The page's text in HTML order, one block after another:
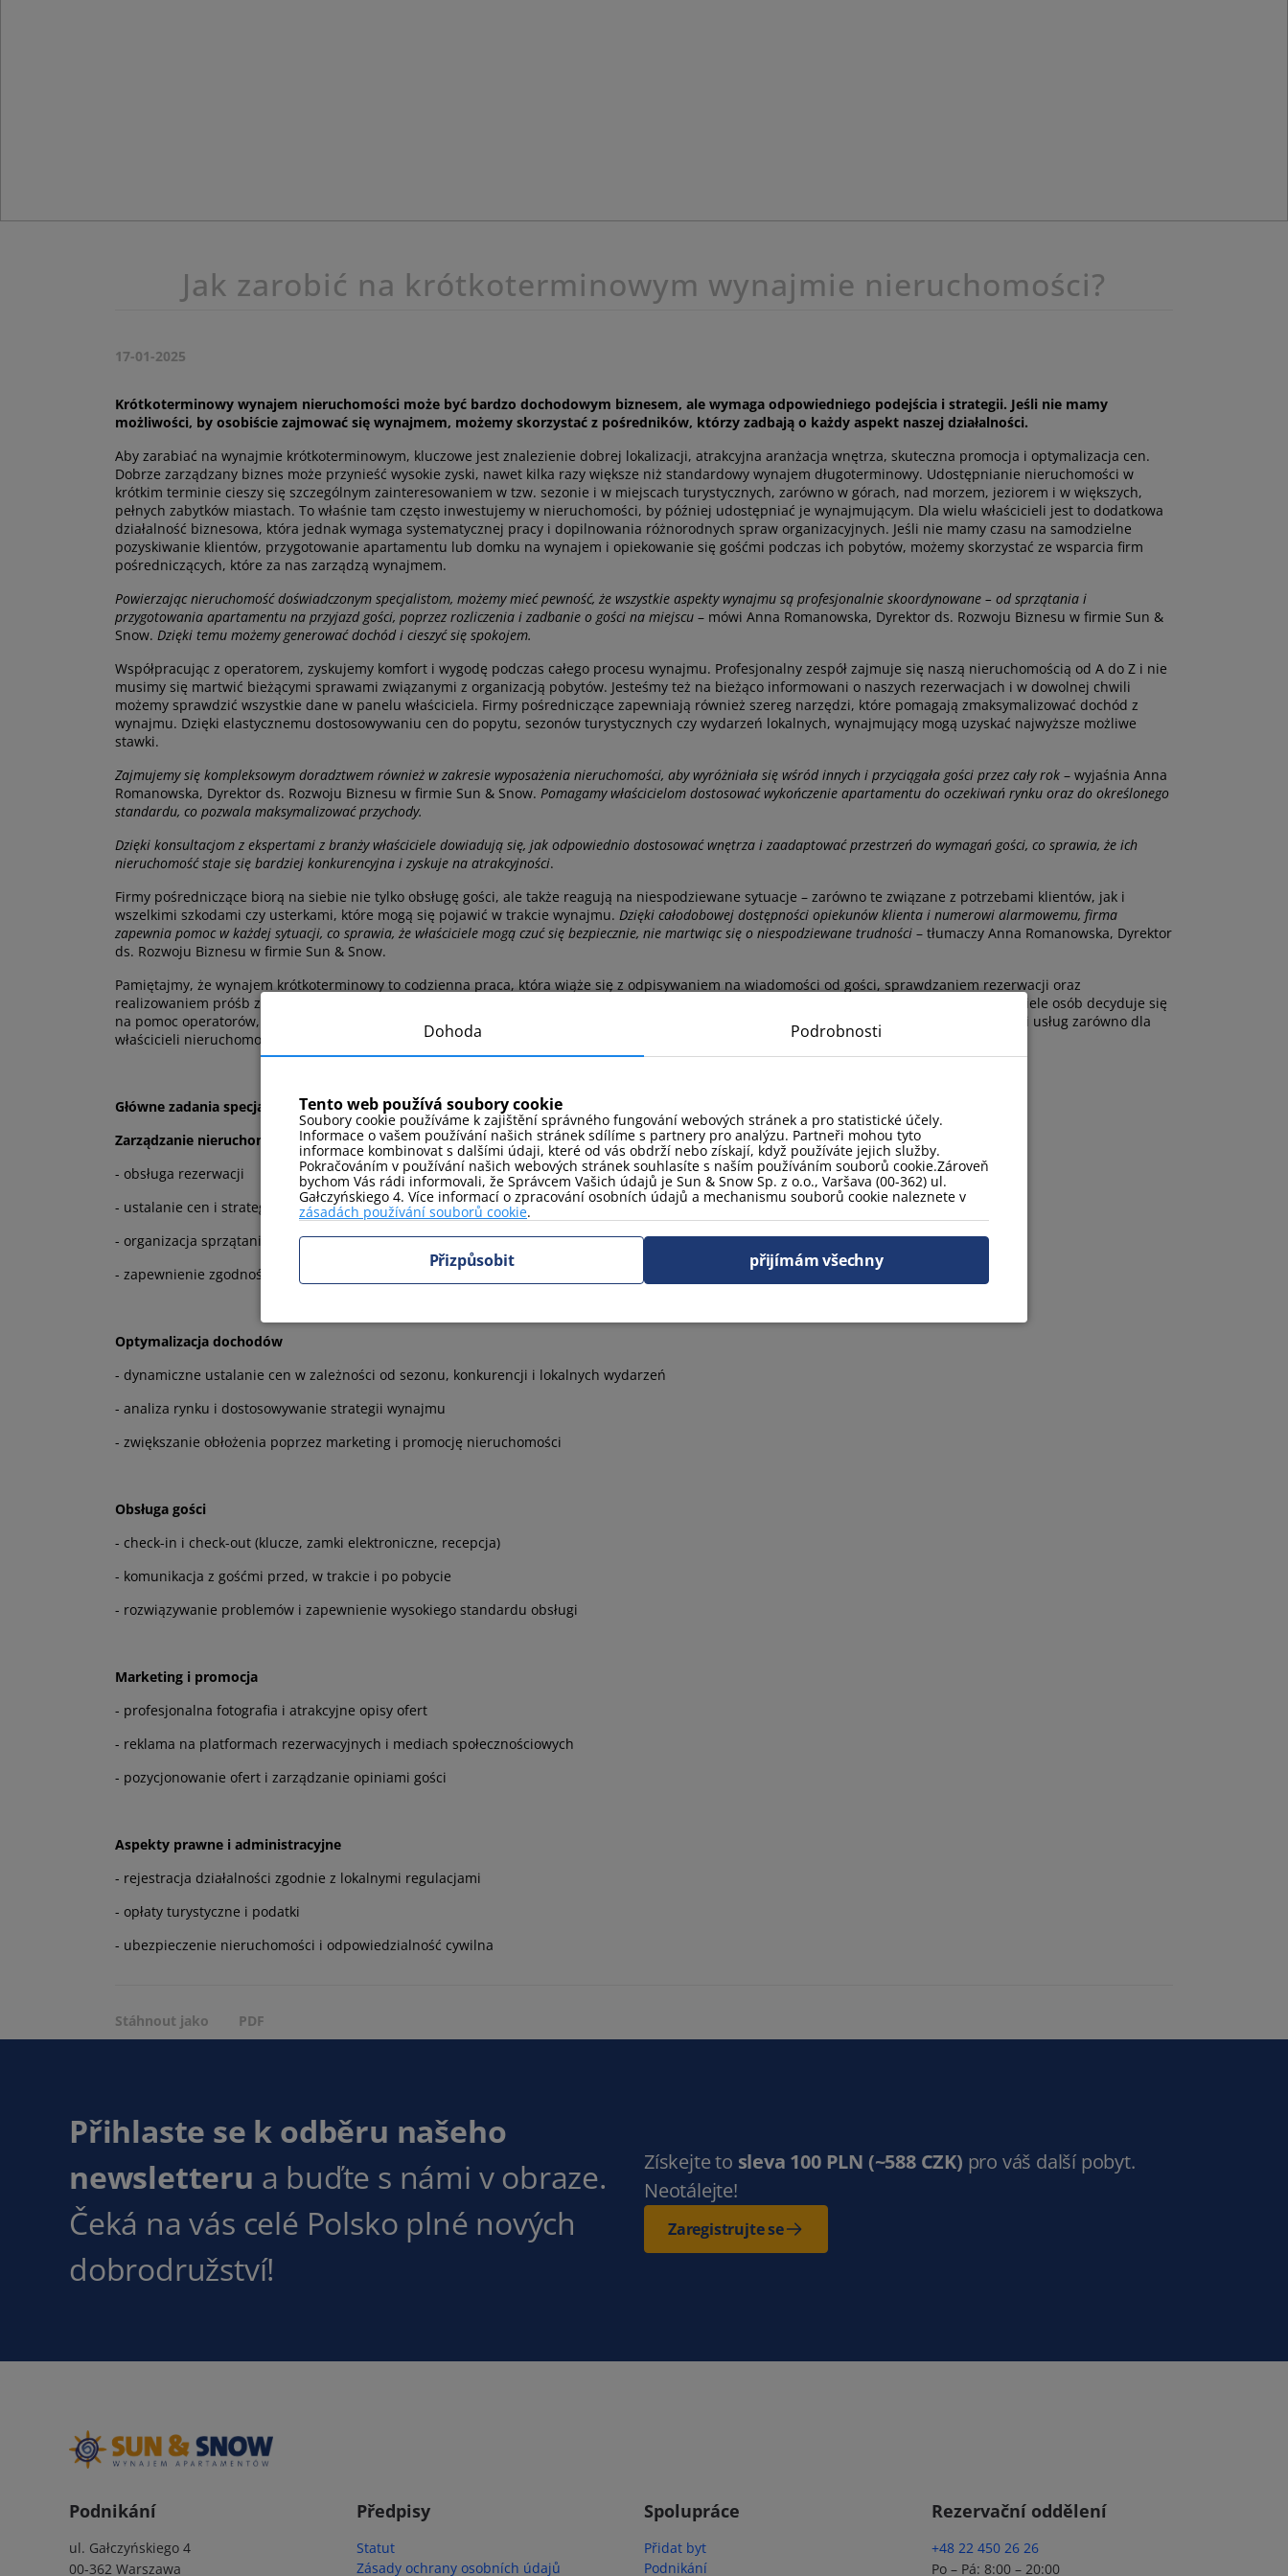
Jak zarobić na krótkoterminowym wynajmie nieruchomości?
17-01-2025
Krótkoterminowy wynajem nieruchomości może być bardzo dochodowym biznesem, ale wymaga odpowiedniego podejścia i strategii. Jeśli nie mamy
możliwości, by osobiście zajmować się wynajmem, możemy skorzystać z pośredników, którzy zadbają o każdy aspekt naszej działalności.
Aby zarabiać na wynajmie krótkoterminowym, kluczowe jest znalezienie dobrej lokalizacji, atrakcyjna aranżacja wnętrza, skuteczna promocja i optymalizacja cen.
Dobrze zarządzany biznes może przynieść wysokie zyski, nawet kilka razy większe niż standardowy wynajem długoterminowy. Udostępnianie nieruchomości w
krótkim terminie cieszy się szczególnym zainteresowaniem w tzw. sezonie i w miejscach turystycznych, zarówno w górach, nad morzem, jeziorem i w większych,
pełnych zabytków miastach. To właśnie tam często inwestujemy w nieruchomości, by później udostępniać je wynajmującym. Dla wielu właścicieli jest to dodatkowa
działalność biznesowa, która jednak wymaga systematycznej pracy i dopilnowania różnorodnych spraw organizacyjnych. Jeśli nie mamy czasu na samodzielne
pozyskiwanie klientów, przygotowanie apartamentu lub domku na wynajem i opiekowanie się gośćmi podczas ich pobytów, możemy skorzystać ze wsparcia firm
pośredniczących, które za nas zarządzą wynajmem.
Powierzając nieruchomość doświadczonym specjalistom, możemy mieć pewność, że wszystkie aspekty wynajmu są profesjonalnie skoordynowane – od sprzątania i
przygotowania apartamentu na przyjazd gości, poprzez rozliczenia i zadbanie o gości na miejscu – mówi Anna Romanowska, Dyrektor ds. Rozwoju Biznesu w firmie Sun &
Snow. Dzięki temu możemy generować dochód i cieszyć się spokojem.
Współpracując z operatorem, zyskujemy komfort i wygodę podczas całego procesu wynajmu. Profesjonalny zespół zajmuje się naszą nieruchomością od A do Z i nie
musimy się martwić bieżącymi sprawami związanymi z organizacją pobytów. Jesteśmy też na bieżąco informowani o naszych rezerwacjach i w dowolnej chwili
możemy sprawdzić wszystkie dane w panelu właściciela. Firmy pośredniczące zapewniają również szereg narzędzi, które pomagają zmaksymalizować dochód z
wynajmu. Dzięki elastycznemu dostosowywaniu cen do popytu, sezonów turystycznych czy wydarzeń lokalnych, wynajmujący mogą uzyskać najwyższe możliwe
stawki.
Zajmujemy się kompleksowym doradztwem również w zakresie wyposażenia nieruchomości, aby wyróżniała się wśród innych i przyciągała gości przez cały rok – wyjaśnia Anna
Romanowska, Dyrektor ds. Rozwoju Biznesu w firmie Sun & Snow. Pomagamy właścicielom dostosować wykończenie apartamentu do oczekiwań rynku oraz do określonego
standardu, co pozwala maksymalizować przychody.
Dzięki konsultacjom z ekspertami z branży właściciele dowiadują się, jak odpowiednio dostosować wnętrza i zaadaptować przestrzeń do wymagań gości, co sprawia, że ich
nieruchomość staje się bardziej konkurencyjna i zyskuje na atrakcyjności.
Firmy pośredniczące biorą na siebie nie tylko obsługę gości, ale także reagują na niespodziewane sytuacje – zarówno te związane z potrzebami klientów, jak i
wszelkimi szkodami czy usterkami, które mogą się pojawić w trakcie wynajmu. Dzięki całodobowej dostępności opiekunów klienta i numerowi alarmowemu, firma
zapewnia pomoc w każdej sytuacji, co sprawia, że właściciele mogą czuć się bezpiecznie, nie martwiąc się o niespodziewane trudności – tłumaczy Anna Romanowska, Dyrektor
ds. Rozwoju Biznesu w firmie Sun & Snow.
Pamiętajmy, że wynajem krótkoterminowy to codzienna praca, która wiąże się z odpisywaniem na wiadomości od gości, sprawdzaniem rezerwacji oraz
realizowaniem próśb związanych z pobytami. Zajmuje to sporo czasu, a także wymaga nieustannej uwagi i zaangażowania. Właśnie dlatego wiele osób decyduje się
na pomoc operatorów, którzy odgrywają kluczową rolę w zarządzaniu wynajmem, optymalizacji przychodów oraz zapewnianiu wysokiej jakości usług zarówno dla
właścicieli nieruchomości, jak i gości.
Główne zadania specjalistów ds. wynajmu nieruchomości:
Zarządzanie nieruchomością
- obsługa rezerwacji
- ustalanie cen i strategii wynajmu w zależności od popytu
- organizacja sprzątania i konserwacji nieruchomości
- zapewnienie zgodności z przepisami prawnymi i podatkowymi
Optymalizacja dochodów
- dynamiczne ustalanie cen w zależności od sezonu, konkurencji i lokalnych wydarzeń
- analiza rynku i dostosowywanie strategii wynajmu
- zwiększanie obłożenia poprzez marketing i promocję nieruchomości
Obsługa gości
- check-in i check-out (klucze, zamki elektroniczne, recepcja)
- komunikacja z gośćmi przed, w trakcie i po pobycie
- rozwiązywanie problemów i zapewnienie wysokiego standardu obsługi
Marketing i promocja
- profesjonalna fotografia i atrakcyjne opisy ofert
- reklama na platformach rezerwacyjnych i mediach społecznościowych
- pozycjonowanie ofert i zarządzanie opiniami gości
Aspekty prawne i administracyjne
- rejestracja działalności zgodnie z lokalnymi regulacjami
- opłaty turystyczne i podatki
- ubezpieczenie nieruchomości i odpowiedzialność cywilna
Stáhnout jako PDF
Přihlaste se k odběru našeho
newsletteru a buďte s námi v obraze.
Čeká na vás celé Polsko plné nových
dobrodružství!
Získejte to sleva 100 PLN (~588 CZK) pro váš další pobyt.
Neotálejte!
Zaregistrujte se
Podnikání
ul. Gałczyńskiego 4
00-362 Warszawa
Předpisy
Statut
Zásady ochrany osobních údajů
Spolupráce
Přidat byt
Podnikání
Rezervační oddělení
+48 22 450 26 26
Po – Pá: 8:00 – 20:00
Dohoda Podrobnosti
Tento web používá soubory cookie
Soubory cookie používáme k zajištění správného fungování webových stránek a pro statistické účely.
Informace o vašem používání našich stránek sdílíme s partnery pro analýzu. Partneři mohou tyto
informace kombinovat s dalšími údaji, které od vás obdrží nebo získají, když používáte jejich služby.
Pokračováním v používání našich webových stránek souhlasíte s naším používáním souborů cookie.Zároveň
bychom Vás rádi informovali, že Správcem Vašich údajů je Sun & Snow Sp. z o.o., Varšava (00-362) ul.
Gałczyńskiego 4. Více informací o zpracování osobních údajů a mechanismu souborů cookie naleznete v
zásadách používání souborů cookie.
Přizpůsobit přijímám všechny